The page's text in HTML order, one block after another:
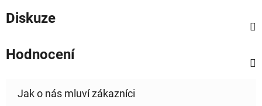
Diskuze
Hodnocení